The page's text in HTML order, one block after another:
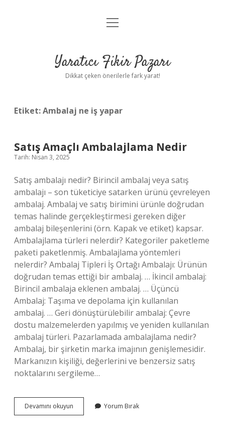
Anasayfa
Yasal Uyarı
menüyü
Yaratıcı Fikir Pazarı
Dikkat çeken önerilerle fark yarat!
Etiket:Ambalaj ne iş yapar
Satış Amaçlı Ambalajlama Nedir
Tarih: Nisan 3, 2025
Satış ambalajı nedir? Birincil ambalaj veya satış
ambalajı – son tüketiciye satarken ürünü çevreleyen
ambalaj. Ambalaj ve satış birimini ürünle doğrudan
temas halinde gerçekleştirmesi gereken diğer
ambalaj bileşenlerini (örn. Kapak ve etiket) kapsar.
Ambalajlama türleri nelerdir? Kategoriler paketleme
paketi paketlenmiş. Ambalajlama yöntemleri
nelerdir? Ambalaj Tipleri İş Ortağı Ambalajı: Ürünün
doğrudan temas ettiği bir ambalaj. … İkincil ambalaj:
Birincil ambalaja eklenen ambalaj. … Üçüncü
Ambalaj: Taşıma ve depolama için kullanılan
ambalaj. … Geri dönüştürülebilir ambalaj: Çevre
dostu malzemelerden yapılmış ve yeniden kullanılan
ambalaj türleri. Pazarlamada ambalajlama nedir?
Ambalaj, bir şirketin marka imajının genişlemesidir.
Markanızın kişiliği, değerlerini ve benzersiz satış
noktalarını sergileme…
Devamını okuyun
Amaçlı
Yorum Bırak